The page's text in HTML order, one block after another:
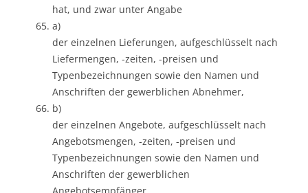
hat, und zwar unter Angabe
a)
der einzelnen Lieferungen, aufgeschlüsselt nach
Liefermengen, -zeiten, -preisen und
Typenbezeichnungen sowie den Namen und
Anschriften der gewerblichen Abnehmer,
b)
der einzelnen Angebote, aufgeschlüsselt nach
Angebotsmengen, -zeiten, -preisen und
Typenbezeichnungen sowie den Namen und
Anschriften der gewerblichen
Angebotsempfänger,